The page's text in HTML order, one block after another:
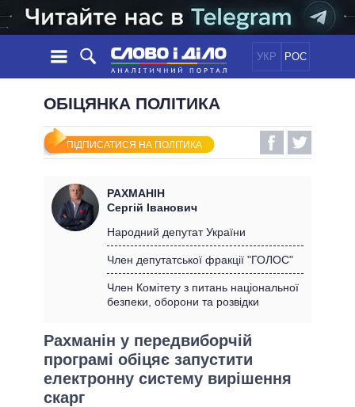
УКР РОС
НОВИНИ
СТРІЧКА
ПОДІЇ
СТАТТІ
ДУМКИ
ОГЛЯДИ
ДАЙДЖЕСТИ
ПОЛІТИКА
ЕКОНОМІКА
СВІТ
ОБIЦЯНКИ
УСІ ПОЛІТИКИ
ПРЕЗИДЕНТ І ОФІС
КАБІНЕТ МІНІСТРІВ
ГОЛОВИ ОБЛАДМІНІСТРАЦІЙ
ВСІ ПЕРСОНИ
ІНФОГРАФІКА
ВІДЕО
ПІДТРИМАТИ
ПОРІВНЯННЯ ПОЛІТИКІВ
ОБІЦЯНКА ПОЛІТИКА
ПІДПИСАТИСЯ НА ПОЛІТИКА
РАХМАНІН
Сергій Іванович
Народний депутат України
Член депутатської фракції "ГОЛОС"
Член Комітету з питань національної
безпеки, оборони та розвідки
Рахманін у передвиборчій
програмі обіцяє запустити
електронну систему вирішення
скарг